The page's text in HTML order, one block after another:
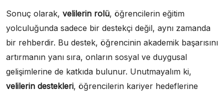
Sonuç olarak, velilerin rolü, öğrencilerin eğitim
yolculuğunda sadece bir destekçi değil, aynı zamanda
bir rehberdir. Bu destek, öğrencinin akademik başarısını
artırmanın yanı sıra, onların sosyal ve duygusal
gelişimlerine de katkıda bulunur. Unutmayalım ki,
velilerin destekleri, öğrencilerin kariyer hedeflerine